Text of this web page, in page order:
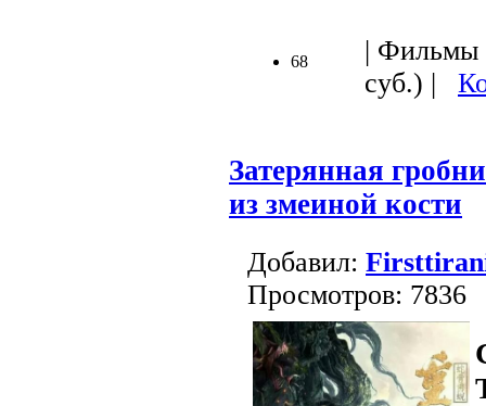
68
| Фильмы
суб.) |
Затерянная
из змеиной кости
Добавил:
Просмотров: 7836